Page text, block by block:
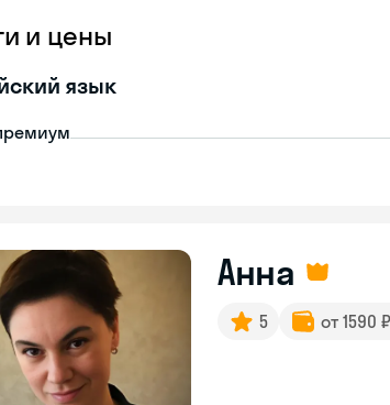
и цены
язык
Анна
5 от 1590